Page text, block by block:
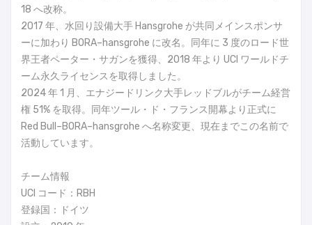
18 へ改称。
2017 年、水回り設備大手 Hansgrohe が共同メインスポンサ
ーに加わり BORA–hansgrohe に改名。同年に 3 度のロード世
界王者ペーター・サガンを獲得、2018 年より UCI ワールドチ
ーム永久ライセンスを取得しました。
2024 年 1 月、エナジードリンク大手レッドブルがチーム経営
権 51% を取得。同年ツール・ド・フランス開幕より正式に
Red Bull–BORA–hansgrohe へ名称変更、現在までこの名前で
活動しています。
チーム情報
UCI コード：RBH
登録国：ドイツ